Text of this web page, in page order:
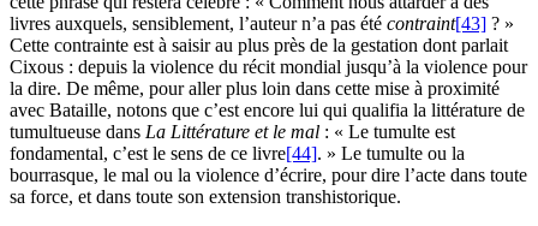
livres auxquels, sensiblement, l’auteur n’a pas été contraint[43] ? »
Cette contrainte est à saisir au plus près de la gestation dont parlait
Cixous : depuis la violence du récit mondial jusqu’à la violence pour
la dire. De même, pour aller plus loin dans cette mise à proximité
avec Bataille, notons que c’est encore lui qui qualifia la littérature de
tumultueuse dans La Littérature et le mal : « Le tumulte est
fondamental, c’est le sens de ce livre[44]. » Le tumulte ou la
bourrasque, le mal ou la violence d’écrire, pour dire l’acte dans toute
sa force, et dans toute son extension transhistorique.